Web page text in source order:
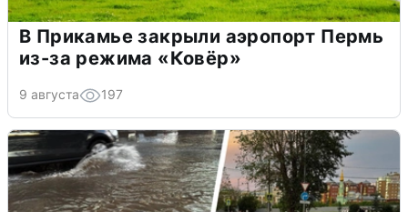
В Прикамье закрыли аэропорт Пермь
из-за режима «Ковёр»
9 августа 197